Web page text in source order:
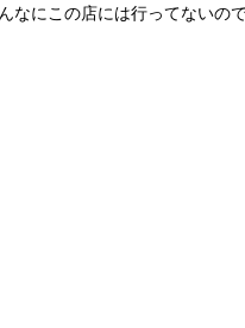
なにこの店には行ってないの